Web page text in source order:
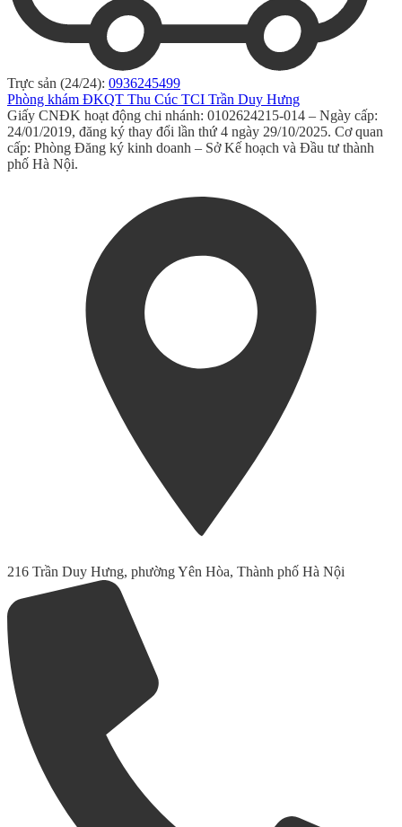
Trực sản (24/24): 0936245499
Phòng khám ĐKQT Thu Cúc TCI Trần Duy Hưng
Giấy CNĐK hoạt động chi nhánh: 0102624215-014 – Ngày cấp:
24/01/2019, đăng ký thay đổi lần thứ 4 ngày 29/10/2025. Cơ quan
cấp: Phòng Đăng ký kinh doanh – Sở Kế hoạch và Đầu tư thành
phố Hà Nội.
216 Trần Duy Hưng, phường Yên Hòa, Thành phố Hà Nội